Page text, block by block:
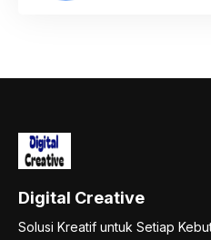
Digital Creative
Solusi Kreatif untuk Setiap